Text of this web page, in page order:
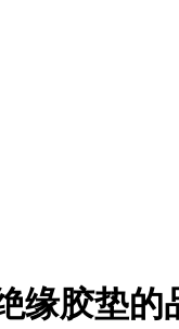
缘胶垫的